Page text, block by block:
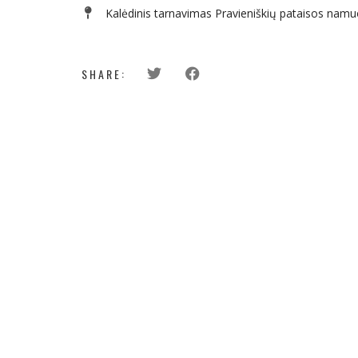
Kalėdinis tarnavimas Pravieniškių pataisos
SHARE: